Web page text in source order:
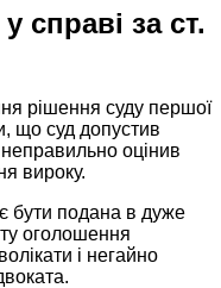
справі за ст.
рішення суду першої
що суд допустив
оцінив
вироку.
бути подана в дуже
оголошення
і негайно